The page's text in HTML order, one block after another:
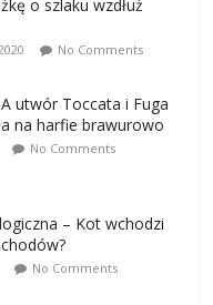
o szlaku wzdłuż
No Comments
utwór Toccata i Fuga
na harfie brawurowo
No Comments
– Kot wchodzi
No Comments